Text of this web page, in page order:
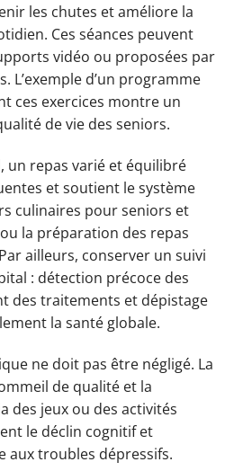
les chutes et améliore la
Ces séances peuvent
vidéo ou proposées par
L’exemple d’un programme
ces exercices montre un
de vie des seniors.
un repas varié et équilibré
et soutient le système
culinaires pour seniors et
la préparation des repas
ailleurs, conserver un suivi
: détection précoce des
des traitements et dépistage
la santé globale.
ne doit pas être négligé. La
de qualité et la
des jeux ou des activités
le déclin cognitif et
aux troubles dépressifs.